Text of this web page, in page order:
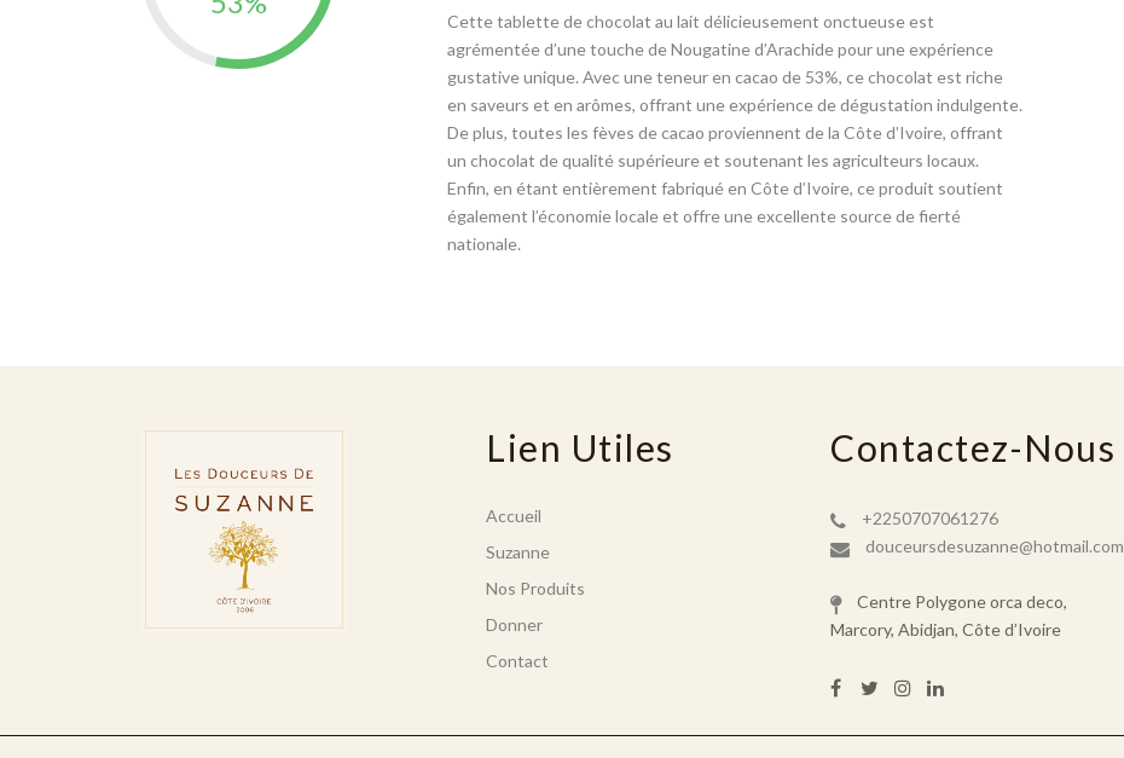
Cette tablette de chocolat au lait délicieusement onctueuse est
agrémentée d’une touche de Nougatine d’Arachide pour une expérience
gustative unique. Avec une teneur en cacao de 53%, ce chocolat est riche
en saveurs et en arômes, offrant une expérience de dégustation indulgente.
De plus, toutes les fèves de cacao proviennent de la Côte d’Ivoire, offrant
un chocolat de qualité supérieure et soutenant les agriculteurs locaux.
Enfin, en étant entièrement fabriqué en Côte d’Ivoire, ce produit soutient
également l’économie locale et offre une excellente source de fierté
nationale.
Lien Utiles
Accueil
Suzanne
Nos Produits
Donner
Contact
Contactez-Nous
+2250707061276
douceursdesuzanne@hotmail.com
Centre Polygone orca deco,
Marcory, Abidjan, Côte d’Ivoire